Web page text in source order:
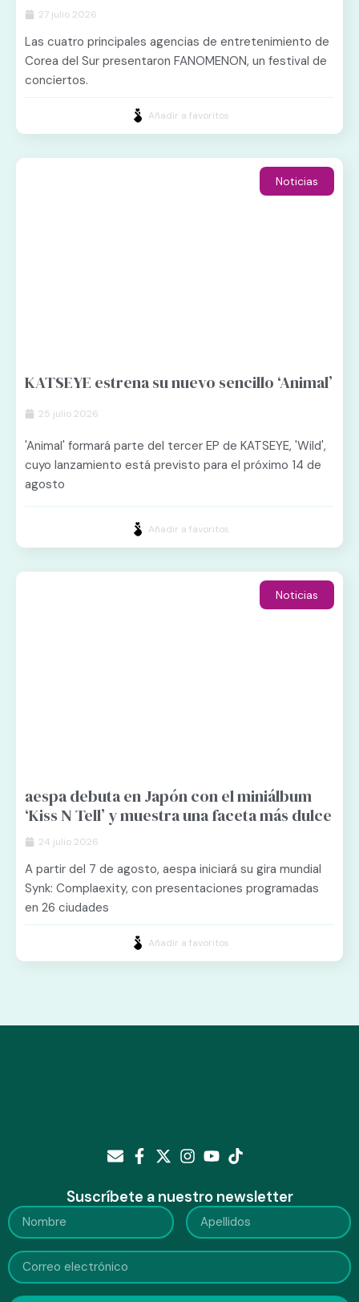
27 julio 2026
Las cuatro principales agencias de entretenimiento de
Corea del Sur presentaron FANOMENON, un festival de
conciertos.
Añadir a favoritos
Noticias
KATSEYE estrena su nuevo sencillo ‘Animal’
25 julio 2026
'Animal' formará parte del tercer EP de KATSEYE, 'Wild',
cuyo lanzamiento está previsto para el próximo 14 de
agosto
Añadir a favoritos
Noticias
aespa debuta en Japón con el miniálbum
‘Kiss N Tell’ y muestra una faceta más dulce
24 julio 2026
A partir del 7 de agosto, aespa iniciará su gira mundial
Synk: Complaexity, con presentaciones programadas
en 26 ciudades
Añadir a favoritos
Suscríbete a nuestro newsletter